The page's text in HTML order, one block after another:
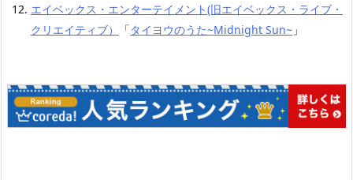
エイベックス・エンターテイメント(旧エイベックス・ライブ・
クリエイティブ）
「タイヨウのうた~Midnight Sun~ 」